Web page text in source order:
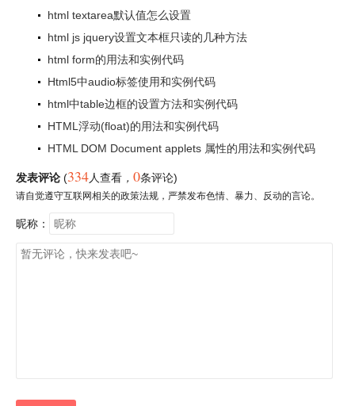
html textarea默认值怎么设置
html js jquery设置文本框只读的几种方法
html form的用法和实例代码
Html5中audio标签使用和实例代码
html中table边框的设置方法和实例代码
HTML浮动(float)的用法和实例代码
HTML DOM Document applets 属性的用法和实例代码
发表评论 (334人查看 ， 0条评论)
请自觉遵守互联网相关的政策法规，严禁发布色情、暴力、反动的言论。
昵称：